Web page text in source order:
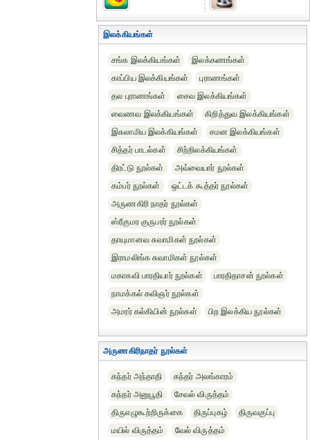
இலக்கியங்கள்
சங்க இலக்கியங்கள்
இலக்கணங்கள்
காப்பிய இலக்கியங்கள்
புராணங்கள்
தல புராணங்கள்
சைவ இலக்கியங்கள்
வைணவ இலக்கியங்கள்
கிறித்துவ இலக்கியங்கள்
இசுலாமிய இலக்கியங்கள்
சமன இலக்கியங்கள்
சித்தர் பாடல்கள்
சிற்றிலக்கியங்கள்
திரட்டு நூல்கள்
அவ்வையார் நூல்கள்
கம்பர் நூல்கள்
ஒட்டக் கூத்தர் நூல்கள்
அருணகிரி நாதர் நூல்கள்
ஸ்ரீகுமர குருபரர் நூல்கள்
தாயுமானவ சுவாமிகள் நூல்கள்
இராமலிங்க சுவாமிகள் நூல்கள்
மகாகவி பாரதியார் நூல்கள்
பாரதிதாசன் நூல்கள்
நாமக்கல் கவிஞர் நூல்கள்
அமரர் கல்கியின் நூல்கள்
பிற இலக்கிய நூல்கள்
அருணகிரிநாதர் நூல்கள்
கந்தர் அந்தாதி
கந்தர் அலங்காரம்
கந்தர் அனுபூதி
சேவல் விருத்தம்
திருஎழுகூற்றிருக்கை
திருப்புகழ்
திருவகுப்பு
மயில் விருத்தம்
வேல் விருத்தம்